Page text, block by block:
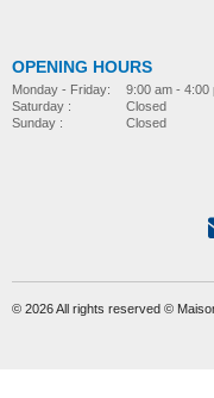
OPENING HOURS
Monday - Friday:
Saturday :
Sunday :
9:00 am - 4:00
Closed
Closed
© 2026 All rights reserved ©